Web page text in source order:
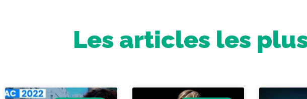
Les articles les